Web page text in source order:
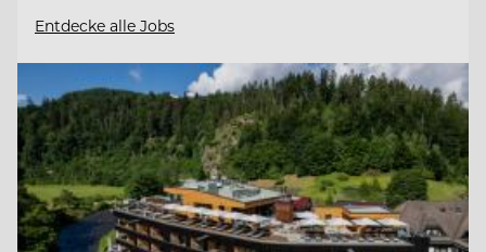
Entdecke alle Jobs